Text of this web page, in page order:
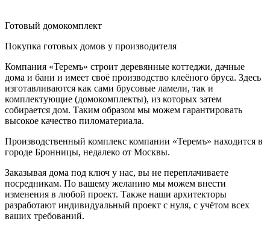
Готовый домокомплект
Покупка готовых домов у производителя
Компания «Теремъ» строит деревянные коттеджи, дачные
дома и бани и имеет своё производство клеёного бруса. Здесь
изготавливаются как сами брусовые ламели, так и
комплектующие (домокомплекты), из которых затем
собирается дом. Таким образом мы можем гарантировать
высокое качество пиломатериала.
Производственный комплекс компании «Теремъ» находится в
городе Бронницы, недалеко от Москвы.
Заказывая дома под ключ у нас, вы не переплачиваете
посредникам. По вашему желанию мы можем внести
изменения в любой проект. Также наши архитекторы
разработают индивидуальный проект с нуля, с учётом всех
ваших требований.